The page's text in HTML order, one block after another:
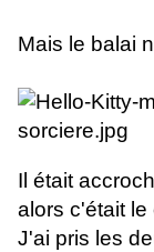
Mais le balai
Il était
alors c'était le
J'ai pris les